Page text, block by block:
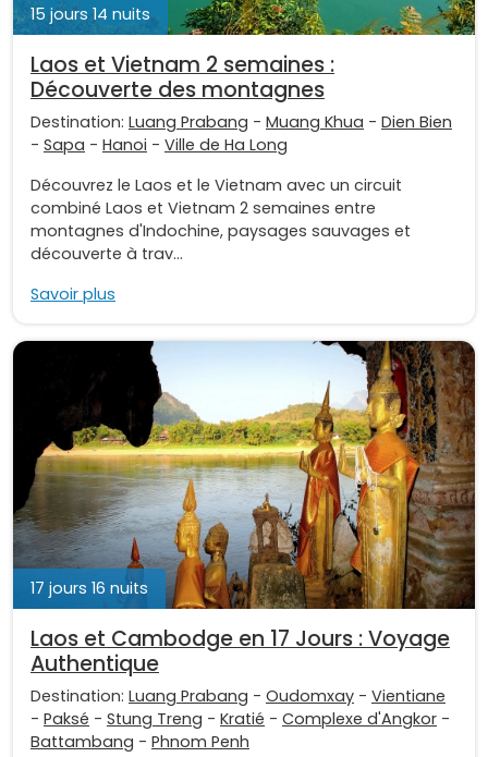
15 jours 14 nuits
Laos et Vietnam 2 semaines :
Découverte des montagnes
Destination: Luang Prabang - Muang Khua - Dien Bien
- Sapa - Hanoi - Ville de Ha Long
Découvrez le Laos et le Vietnam avec un circuit
combiné Laos et Vietnam 2 semaines entre
montagnes d'Indochine, paysages sauvages et
découverte à trav...
Savoir plus
17 jours 16 nuits
Laos et Cambodge en 17 Jours : Voyage
Authentique
Destination: Luang Prabang - Oudomxay - Vientiane
- Paksé - Stung Treng - Kratié - Complexe d'Angkor -
Battambang - Phnom Penh